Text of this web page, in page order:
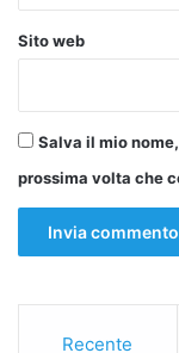
Sito web
Salva il mio
prossima volta che
Recente